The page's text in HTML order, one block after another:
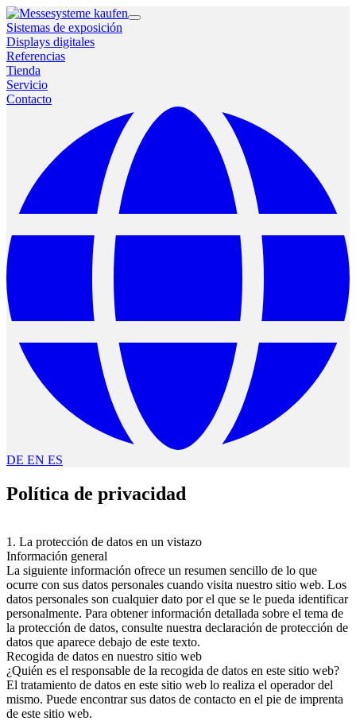
Sistemas de exposición
Displays digitales
Referencias
Tienda
Servicio
Contacto
DE EN ES
Política de privacidad
1. La protección de datos en un vistazo
Información general
La siguiente información ofrece un resumen sencillo de lo que
ocurre con sus datos personales cuando visita nuestro sitio web. Los
datos personales son cualquier dato por el que se le pueda identificar
personalmente. Para obtener información detallada sobre el tema de
la protección de datos, consulte nuestra declaración de protección de
datos que aparece debajo de este texto.
Recogida de datos en nuestro sitio web
¿Quién es el responsable de la recogida de datos en este sitio web?
El tratamiento de datos en este sitio web lo realiza el operador del
mismo. Puede encontrar sus datos de contacto en el pie de imprenta
de este sitio web.